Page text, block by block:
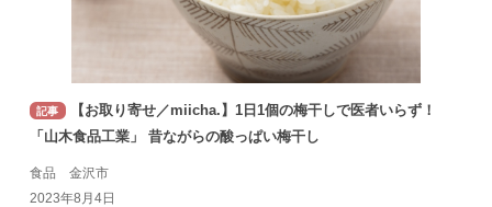
記事
【お取り寄せ／miicha.】1日1個の梅干しで医者いらず！
「山木食品工業」 昔ながらの酸っぱい梅干し
食品 金沢市
2023年8月4日